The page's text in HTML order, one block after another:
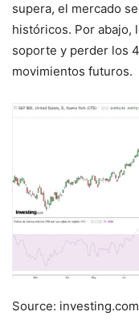
supera, el mercado
históricos. Por abajo,
soporte y perder los
movimientos futuros.
Source: investing.com